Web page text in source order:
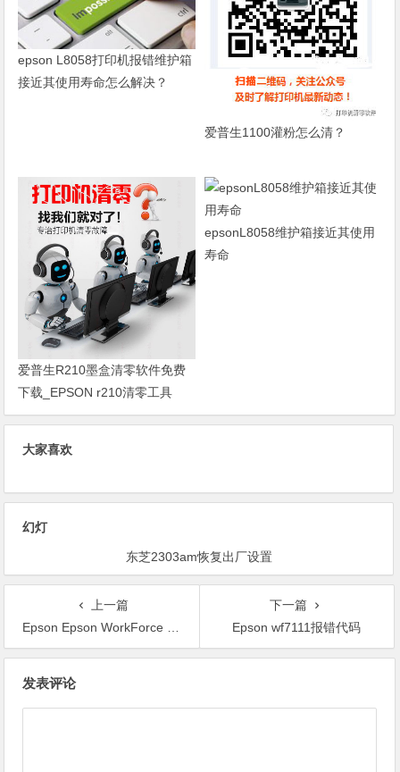
epson L8058打印机报错维护箱
接近其使用寿命怎么解决？
爱普生1100灌粉怎么清？
爱普生R210墨盒清零软件免费
下载_EPSON r210清零工具
epsonL8058维护箱接近其使用
寿命
大家喜欢
幻灯
东芝2303am恢复出厂设置
上一篇
Epson Epson WorkForce WF7620错误代码探讨
下一篇
Epson wf7111报错代码
发表评论